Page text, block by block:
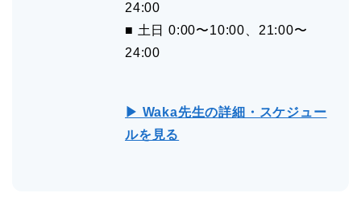
24:00
■ 土日 0:00〜10:00、21:00〜
24:00
▶ Waka先生の詳細・スケジュー
ルを見る